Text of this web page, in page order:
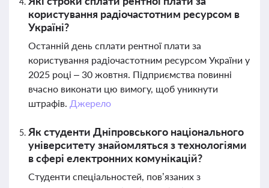
користування радіочастотним ресурсом в
Україні?
Останній день сплати рентної плати за
користування радіочастотним ресурсом України у
2025 році – 30 жовтня. Підприємства повинні
вчасно виконати цю вимогу, щоб уникнути
штрафів. Джерело
Як студенти Дніпровського національного
університету знайомляться з технологіями
в сфері електронних комунікацій?
Студенти спеціальностей, пов’язаних з